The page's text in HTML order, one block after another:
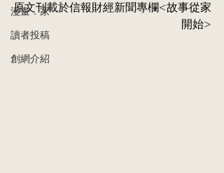
漫畫．家
讀者投稿
創網介紹
原⽂刊載於信報財經新聞專欄<故事從家
開始>